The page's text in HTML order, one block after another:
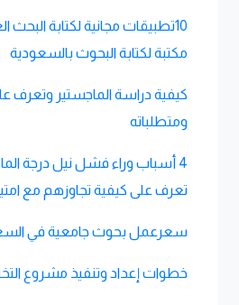
10تطبيقات مجانية لكتابة
مكتبة لكتابة البحوث بالسعودية
كيفية دراسة الماجستير
ومتطلباته
4 أسباب وراء فشل نيل درجة
تعرف على كيفية تجاوزهم مع
سعرعمل بحوث جامعية في
خطوات إعداد وتنفيذ مشروع